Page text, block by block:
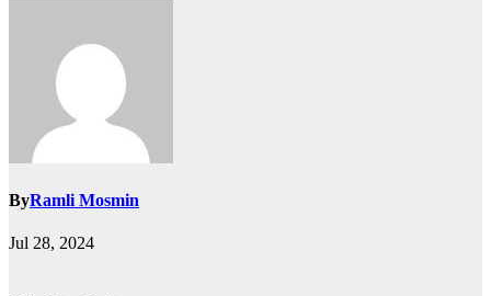
ByRamli Mosmin
Jul 28, 2024